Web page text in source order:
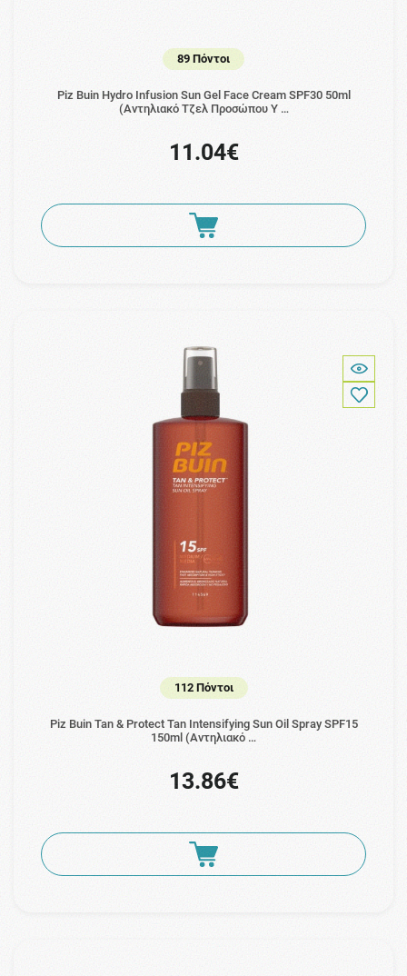
89 Πόντοι
Piz Buin Hydro Infusion Sun Gel Face Cream SPF30 50ml
(Αντηλιακό Τζελ Προσώπου Υ …
11.04€
112 Πόντοι
Piz Buin Tan & Protect Tan Intensifying Sun Oil Spray SPF15
150ml (Αντηλιακό …
13.86€